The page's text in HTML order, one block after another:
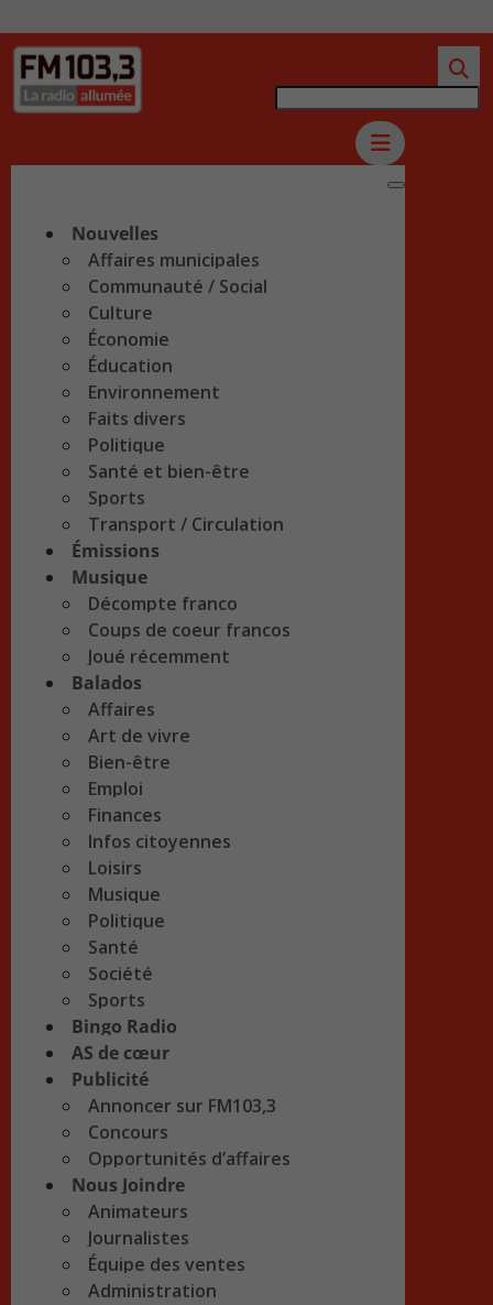
Nouvelles
Affaires municipales
Communauté / Social
Culture
Économie
Éducation
Environnement
Faits divers
Politique
Santé et bien-être
Sports
Transport / Circulation
Émissions
Musique
Décompte franco
Coups de coeur francos
Joué récemment
Balados
Affaires
Art de vivre
Bien-être
Emploi
Finances
Infos citoyennes
Loisirs
Musique
Politique
Santé
Société
Sports
Bingo Radio
AS de cœur
Publicité
Annoncer sur FM103,3
Concours
Opportunités d’affaires
Nous Joindre
Animateurs
Journalistes
Équipe des ventes
Administration